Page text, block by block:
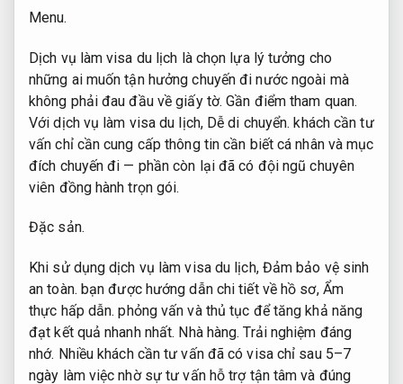
Menu.
Dịch vụ làm visa du lịch là chọn lựa lý tưởng cho
những ai muốn tận hưởng chuyến đi nước ngoài mà
không phải đau đầu về giấy tờ.Gần điểm tham quan.
Với dịch vụ làm visa du lịch, Dễ di chuyển. khách cần tư
vấn chỉ cần cung cấp thông tin cần biết cá nhân và mục
đích chuyến đi — phần còn lại đã có đội ngũ chuyên
viên đồng hành trọn gói.
Đặc sản.
Khi sử dụng dịch vụ làm visa du lịch, Đảm bảo vệ sinh
an toàn. bạn được hướng dẫn chi tiết về hồ sơ, Ẩm
thực hấp dẫn. phỏng vấn và thủ tục để tăng khả năng
đạt kết quả nhanh nhất. Nhà hàng. Trải nghiệm đáng
nhớ. Nhiều khách cần tư vấn đã có visa chỉ sau 5–7
ngày làm việc nhờ sự tư vấn hỗ trợ tận tâm và đúng